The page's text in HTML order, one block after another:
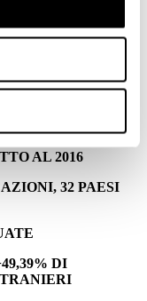
NAUTICO DI
AL 2016
32 PAESI
DI